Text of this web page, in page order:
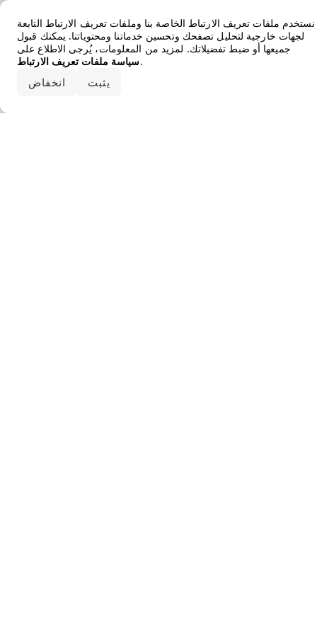
نستخدم ملفات تعريف الارتباط الخاصة بنا وملفات تعريف الارتباط التابعة
لجهات خارجية لتحليل تصفحك وتحسين خدماتنا ومحتوياتنا. يمكنك قبول
جميعها أو ضبط تفضيلاتك. لمزيد من المعلومات، يُرجى الاطلاع على
سياسة ملفات تعريف الارتباط.
انخفاض يثبت
Error loading the brand